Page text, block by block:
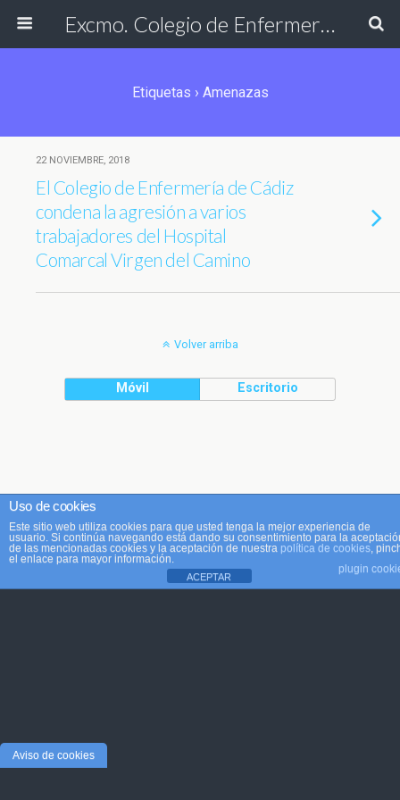
Excmo. Colegio de Enfermería de Cádiz
Etiquetas › Amenazas
22 NOVIEMBRE, 2018
El Colegio de Enfermería de Cádiz
condena la agresión a varios
trabajadores del Hospital
Comarcal Virgen del Camino
Volver arriba
Móvil Escritorio
Uso de cookies
Este sitio web utiliza cookies para que usted tenga la mejor experiencia de
usuario. Si continúa navegando está dando su consentimiento para la
de las mencionadas cookies y la aceptación de nuestra política de cookies,
el enlace para mayor información.
plugin
ACEPTAR
Aviso de cookies